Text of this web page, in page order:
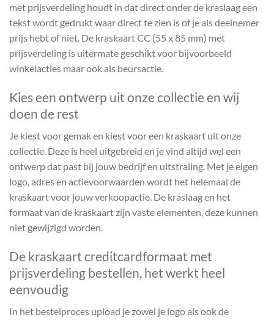
met prijsverdeling houdt in dat direct onder de kraslaag een
tekst wordt gedrukt waar direct te zien is of je als deelnemer
prijs hebt of niet. De kraskaart CC (55 x 85 mm) met
prijsverdeling is uitermate geschikt voor bijvoorbeeld
winkelacties maar ook als beursactie.
Kies een ontwerp uit onze collectie en wij
doen de rest
Je kiest voor gemak en kiest voor een kraskaart uit onze
collectie. Deze is heel uitgebreid en je vind altijd wel een
ontwerp dat past bij jouw bedrijf en uitstraling. Met je eigen
logo, adres en actievoorwaarden wordt het helemaal de
kraskaart voor jouw verkoopactie. De kraslaag en het
formaat van de kraskaart zijn vaste elementen, deze kunnen
niet gewijzigd worden.
De kraskaart creditcardformaat met
prijsverdeling bestellen, het werkt heel
eenvoudig
In het bestelproces upload je zowel je logo als ook de